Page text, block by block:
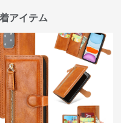
アイテム